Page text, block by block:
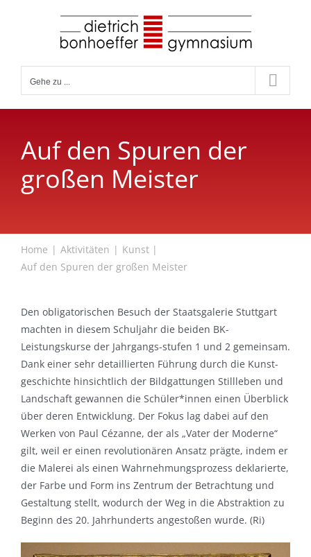
Gehe zu ...
Auf den Spuren der
großen Meister
Home Aktivitäten
Kunst
Auf den Spuren der großen Meister
Den obligatorischen Besuch der Staatsgalerie Stuttgart
machten in diesem Schuljahr die beiden BK-
Leistungskurse der Jahrgangs-stufen 1 und 2 gemeinsam.
Dank einer sehr detaillierten Führung durch die Kunst-
geschichte hinsichtlich der Bildgattungen Stillleben und
Landschaft gewannen die Schüler*innen einen Überblick
über deren Entwicklung. Der Fokus lag dabei auf den
Werken von Paul Cézanne, der als „Vater der Moderne“
gilt, weil er einen revolutionären Ansatz prägte, indem er
die Malerei als einen Wahrnehmungsprozess deklarierte,
der Farbe und Form ins Zentrum der Betrachtung und
Gestaltung stellt, wodurch der Weg in die Abstraktion zu
Beginn des 20. Jahrhunderts angestoßen wurde. (Ri)